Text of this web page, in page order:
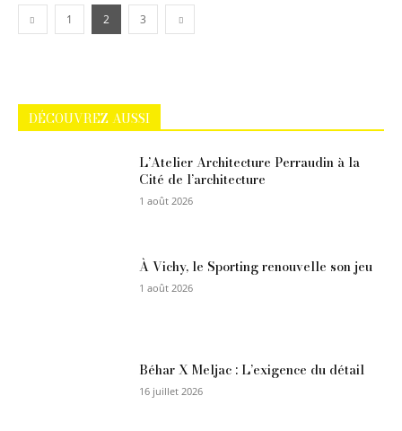
1 2 3
DÉCOUVREZ AUSSI
L’Atelier Architecture Perraudin à la
Cité de l’architecture
1 août 2026
À Vichy, le Sporting renouvelle son jeu
1 août 2026
Béhar X Meljac : L’exigence du détail
16 juillet 2026